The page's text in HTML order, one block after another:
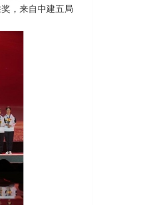
，来自中建五局